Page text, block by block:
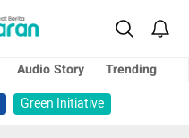
Audio Story
Trending
Green Initiative